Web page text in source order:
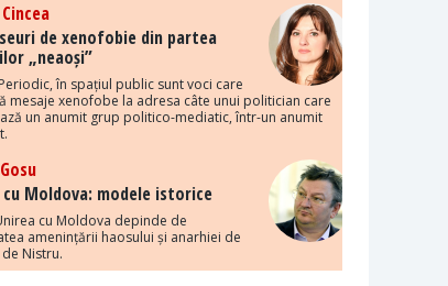
Cincea
de xenofobie din partea
„neaoși”
Periodic, în spațiul public sunt voci care
mesaje xenofobe la adresa câte unui politician care
un anumit grup politico-mediatic, într-un anumit
Gosu
cu Moldova: modele istorice
cu Moldova depinde de
amenințării haosului și anarhiei de
Nistru.